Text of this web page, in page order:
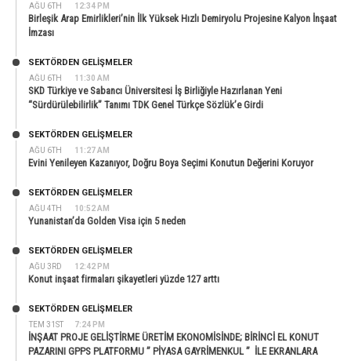
AĞU 6TH 12:34 PM
Birleşik Arap Emirlikleri’nin İlk Yüksek Hızlı Demiryolu Projesine Kalyon İnşaat
İmzası
AĞU 6TH 11:30 AM
SEKTÖRDEN GELIŞMELER
SKD Türkiye ve Sabancı Üniversitesi İş Birliğiyle Hazırlanan Yeni
“Sürdürülebilirlik” Tanımı TDK Genel Türkçe Sözlük’e Girdi
AĞU 6TH 11:27 AM
SEKTÖRDEN GELIŞMELER
Evini Yenileyen Kazanıyor, Doğru Boya Seçimi Konutun Değerini Koruyor
AĞU 4TH 10:52 AM
SEKTÖRDEN GELIŞMELER
Yunanistan’da Golden Visa için 5 neden
AĞU 3RD 12:42 PM
SEKTÖRDEN GELIŞMELER
Konut inşaat firmaları şikayetleri yüzde 127 arttı
TEM 31ST 7:24 PM
SEKTÖRDEN GELIŞMELER
İNŞAAT PROJE GELİŞTİRME ÜRETİM EKONOMİSİNDE; BİRİNCİ EL KONUT
PAZARINI GPPS PLATFORMU ” PİYASA GAYRİMENKUL ” İLE EKRANLARA